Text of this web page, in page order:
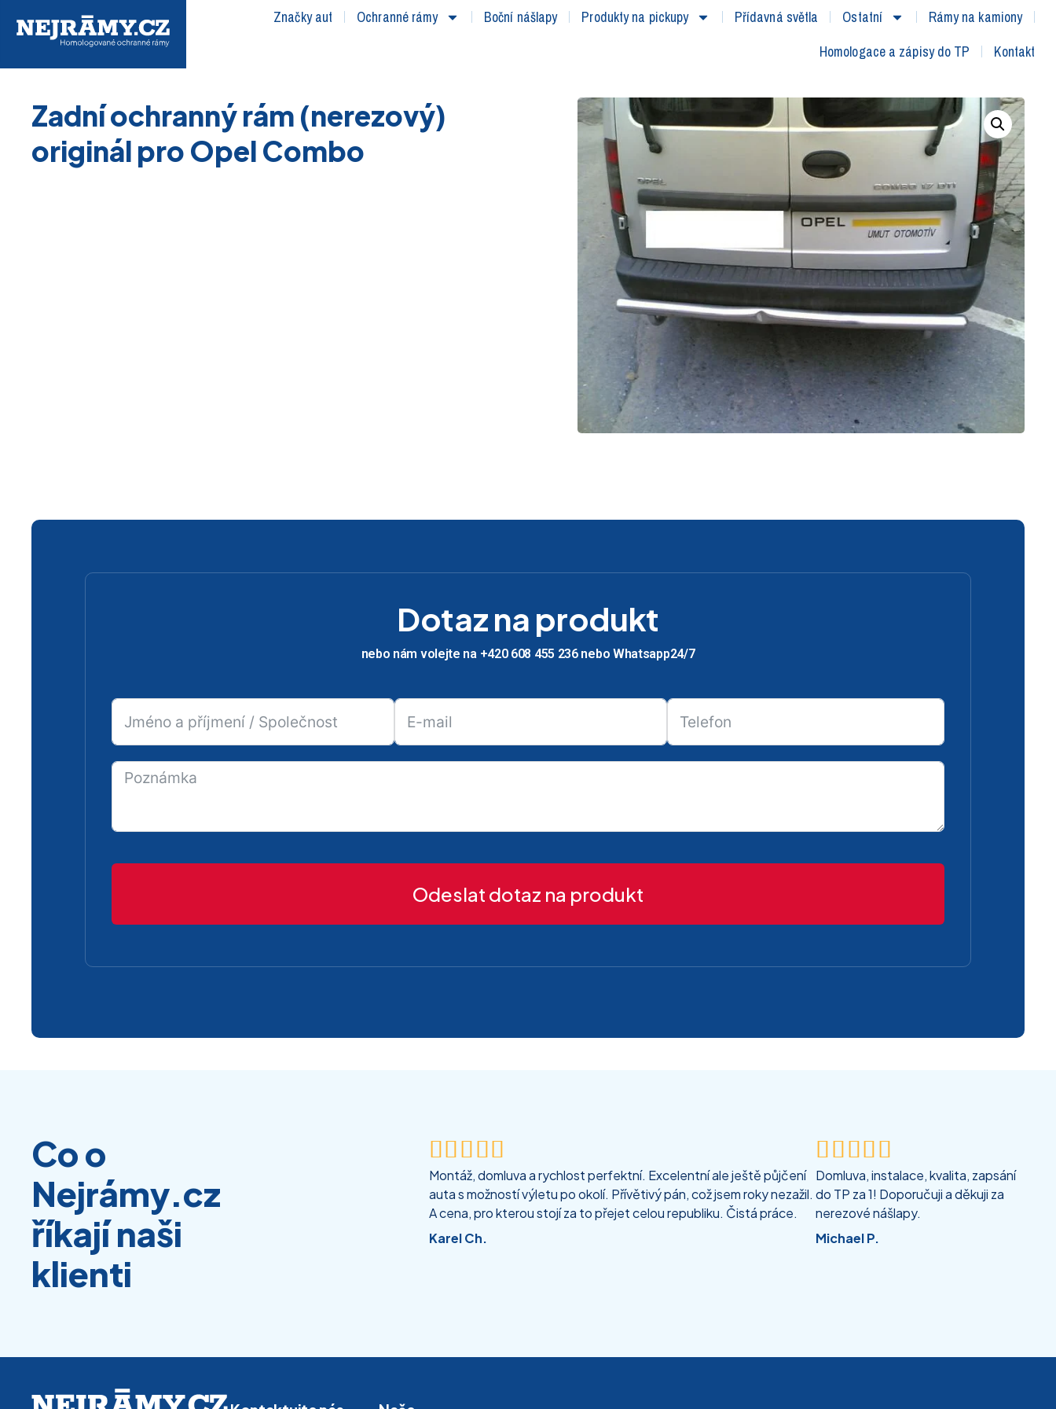
Značky aut Ochranné rámy Boční nášlapy Produkty na pickupy Přídavná světla Ostatní
Rámy na kamiony
Homologace a zápisy do TP
Kontakt
Zadní ochranný rám (nerezový)
originál pro Opel Combo
Dotaz na produkt
nebo nám volejte na +420 608 455 236 nebo Whatsapp24/7
Odeslat dotaz na produkt
Co o
Nejrámy.cz
říkají naši
klienti

Montáž, domluva a rychlost perfektní. Excelentní ale ještě půjčení
auta s možností výletu po okolí. Přívětivý pán, což jsem roky nezažil.
A cena, pro kterou stojí za to přejet celou republiku. Čistá práce.
Karel Ch.

Domluva, instalace, kvalita, zapsání
do TP za 1! Doporučuji a děkuji za
nerezové nášlapy.
Michael P.